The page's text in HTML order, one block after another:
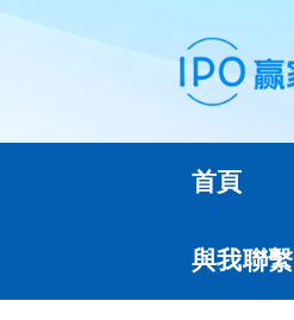
首頁
與我聯繫